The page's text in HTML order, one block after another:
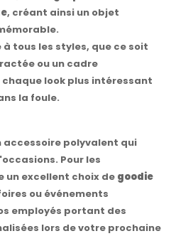
, créant ainsi un objet
tous les styles, que ce soit
ou un cadre
look plus intéressant
la foule.
accessoire polyvalent qui
Pour les
un excellent choix de goodie
ou événements
employés portant des
lors de votre prochaine